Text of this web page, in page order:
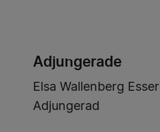
Adjungerade
Elsa Wallenberg Esser
Adjungerad